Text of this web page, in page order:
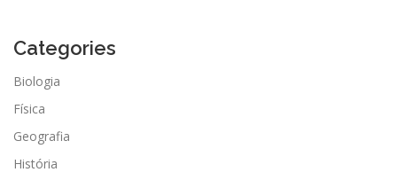
Categories
Biologia
Física
Geografia
História